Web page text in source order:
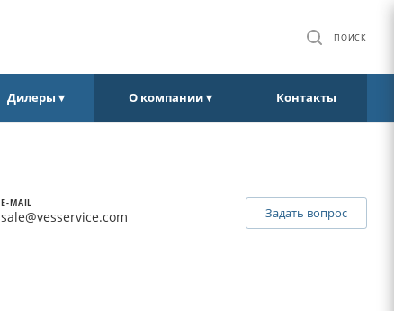
ПОИСК
Дилеры ▾ О компании ▾ Контакты
E-MAIL
sale@vesservice.com Задать вопрос